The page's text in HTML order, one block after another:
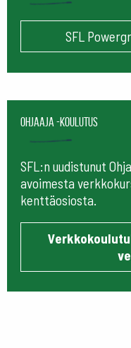
SFL
Ohjaaja -koulutus
SFL:n uudistunut
avoimesta
kenttäosiosta.